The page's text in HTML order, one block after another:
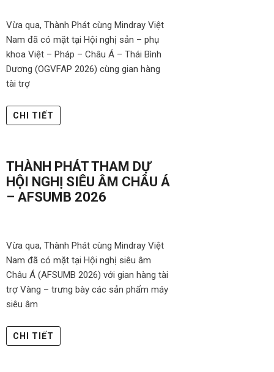
Vừa qua, Thành Phát cùng Mindray Việt
Nam đã có mặt tại Hội nghị sản – phụ
khoa Việt – Pháp – Châu Á – Thái Bình
Dương (OGVFAP 2026) cùng gian hàng
tài trợ
CHI TIẾT
THÀNH PHÁT THAM DỰ
HỘI NGHỊ SIÊU ÂM CHÂU Á
– AFSUMB 2026
Vừa qua, Thành Phát cùng Mindray Việt
Nam đã có mặt tại Hội nghị siêu âm
Châu Á (AFSUMB 2026) với gian hàng tài
trợ Vàng – trưng bày các sản phẩm máy
siêu âm
CHI TIẾT